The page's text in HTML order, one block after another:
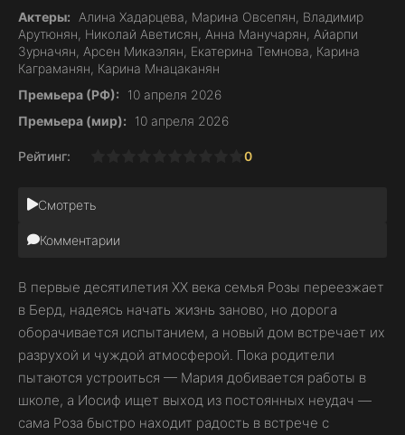
Актеры:
Алина Хадарцева, Марина Овсепян, Владимир
Арутюнян, Николай Аветисян, Анна Манучарян, Айарпи
Зурначян, Арсен Микаэлян, Екатерина Темнова, Карина
Каграманян, Карина Мнацаканян
Премьера (РФ):
10 апреля 2026
Премьера (мир):
10 апреля 2026
Рейтинг:
2 3 4 5 0
Смотреть
Комментарии
В первые десятилетия XX века семья Розы переезжает
в Берд, надеясь начать жизнь заново, но дорога
оборачивается испытанием, а новый дом встречает их
разрухой и чуждой атмосферой. Пока родители
пытаются устроиться — Мария добивается работы в
школе, а Иосиф ищет выход из постоянных неудач —
сама Роза быстро находит радость в встрече с